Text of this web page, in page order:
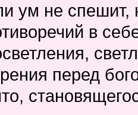
ум не спешит,
в
перед